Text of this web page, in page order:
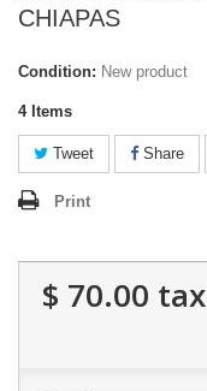
CHIAPAS
Condition: New product
4 Items
Tweet Share
Print
$ 70.00